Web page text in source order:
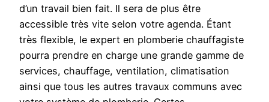
d’un travail bien fait. Il sera de plus être
accessible très vite selon votre agenda. Étant
très flexible, le expert en plomberie chauffagiste
pourra prendre en charge une grande gamme de
services, chauffage, ventilation, climatisation
ainsi que tous les autres travaux communs avec